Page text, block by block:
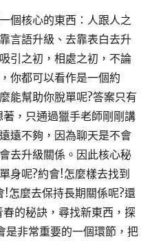
核心的東西：人跟人之
言語升級、去靠表白去升
引之初，相處之初，不論
你都可以看作是一個約
能幫助你脫單呢?答案只有
，只通過獵手老師剛剛講
遠不夠，因為聊天是不會
去升級關係。因此核心秘
身呢?約會!怎麼樣去找到
!怎麼去保持長期關係呢?還
的秘訣，尋找新東西，探
是非常重要的一個環節，把